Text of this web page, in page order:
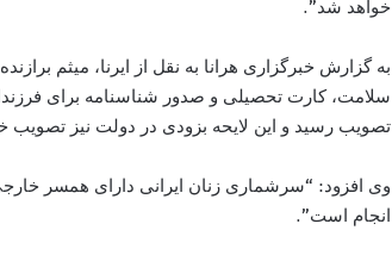
خواهد شد”.
به گزارش خبرگزاری هرانا به نقل از ایرنا، میثم
سلامت، کارت تحصیلی و صدور شناسنامه برای
تصویب رسید و این لایحه بزودی در دولت نیز تصویب
وی افزود: “سرشماری زنان ایرانی دارای همسر
انجام است”.